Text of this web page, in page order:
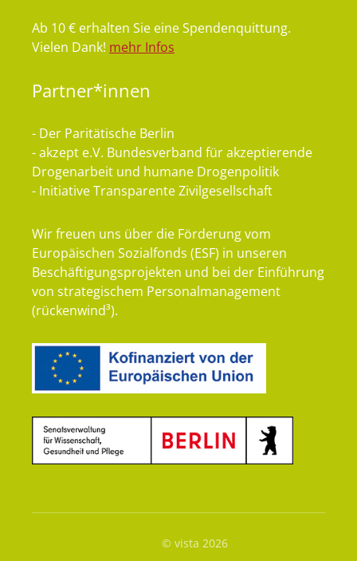
Ab 10 € erhalten Sie eine Spendenquittung.
Vielen Dank! mehr Infos
Partner*innen
- Der Paritätische Berlin
- akzept e.V. Bundesverband für akzeptierende
Drogenarbeit und humane Drogenpolitik
- Initiative Transparente Zivilgesellschaft
Wir freuen uns über die Förderung vom
Europäischen Sozialfonds (ESF) in unseren
Beschäftigungsprojekten und bei der Einführung
von strategischem Personalmanagement
(rückenwind³).
© vista 2026